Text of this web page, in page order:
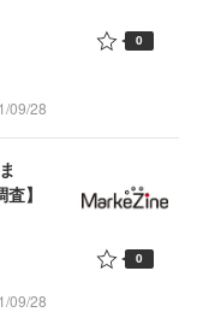
09/28
0
】
09/28
0